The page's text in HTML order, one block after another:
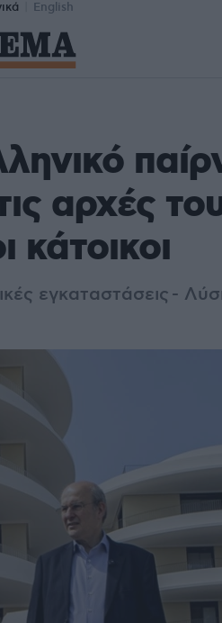
English
αρχές
κάτοικοι
εγκαταστάσεις -